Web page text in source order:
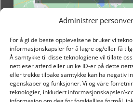
Administrer
For å gi de beste opplevelsene bruker vi
informasjonskapsler for å lagre og/eller få
Å samtykke til disse teknologiene vil tillate
nettleser atferd eller unike ID-er på dette
eller trekke tilbake samtykke kan ha negativ
egenskaper og funksjoner. Vi og våre
teknologier, inkludert informasjonskapsler/